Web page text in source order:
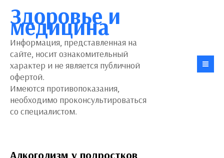
Здоровье и
медицина
Информация, представленная на
сайте, носит ознакомительный
характер и не является публичной
офертой.
Имеются противопоказания,
необходимо проконсультироваться
со специалистом.
Алкоголизм у подростков